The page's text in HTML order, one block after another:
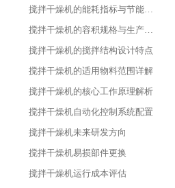
搅拌干燥机的能耗指标与节能设计​
搅拌干燥机的容积规格与生产需求匹配​
搅拌干燥机的搅拌结构设计特点​
搅拌干燥机的适用物料范围详解​
搅拌干燥机的核心工作原理解析​
搅拌干燥机自动化控制系统配置
搅拌干燥机未来研发方向
搅拌干燥机易损部件更换
搅拌干燥机运行成本评估